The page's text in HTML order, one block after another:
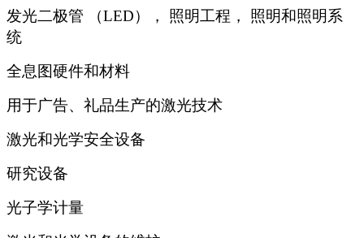
发光二极管 （LED）， 照明工程， 照明和照明系
统
全息图硬件和材料
用于广告、礼品生产的激光技术
激光和光学安全设备
研究设备
光子学计量